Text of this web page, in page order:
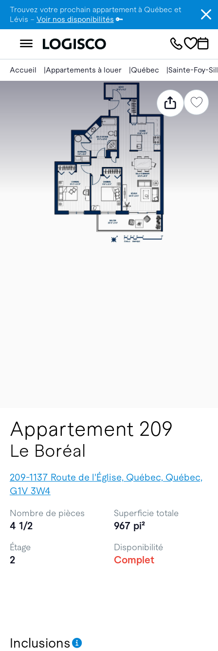
Trouvez votre prochain appartement à Québec et
Lévis – Voir nos disponibilités 🔑
Accueil Appartements à louer Québec Sainte-Foy-
Appartement 209
Le Boréal
209-1137 Route de l'Église, Québec, Québec,
G1V 3W4
Inclusions
Nombre de pièces
4 1/2
Superficie totale
967 pi²
Étage
2
Disponibilité
Complet